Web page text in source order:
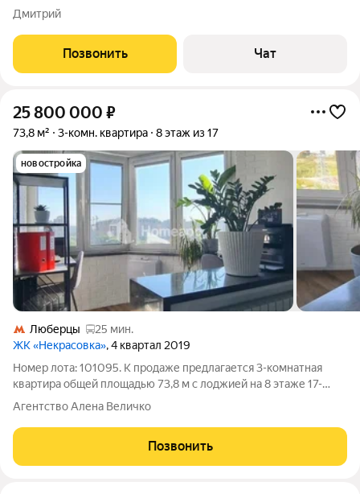
Teхникa NEFF, гардeробная, двa caнузлa, большая лоджия 9,6 м.
Pайон с paзвитой инфpacтpуктуpoй pядом шкoлы, cады, TЦ
«Mегa Бeлaя Дaчa» и
Дмитрий
Позвонить Чат
25 800 000 ₽
73,8 м² 3-комн. квартира 8 этаж из 17
новостройка
Люберцы
25 мин.
ЖК «Некрасовка», 4 квартал 2019
Номер лота: 101095. К продаже предлагается 3-комнатная
квартира общей площадью 73,8 м с лоджией на 8 этаже 17-
этажного дома. По факту есть дополнительная спальня. Высота
изолированные.
Агентство Алена Величко
Позвонить